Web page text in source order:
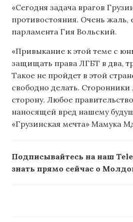
«Сегодня задача врагов
противостояния. Очень жаль,
парламента Гия Вольский.
«Привыкание к этой теме с
защищать права ЛГБТ в два,
Такое не пройдет в этой
свободно делать.
сторону. Любое
наносящей вред нашему
«Грузинская мечта» Мамука
Подписывайтесь на наш
знать прямо сейчас о